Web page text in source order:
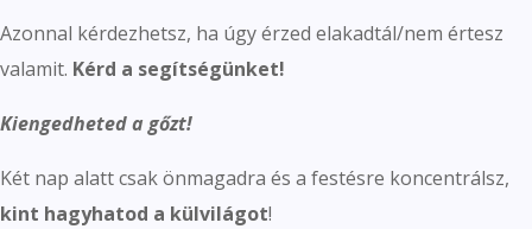
Azonnal kérdezhetsz, ha úgy érzed elakadtál/nem értesz
valamit. Kérd a segítségünket!
Kiengedheted a gőzt!
Két nap alatt csak önmagadra és a festésre koncentrálsz,
kint hagyhatod a külvilágot!